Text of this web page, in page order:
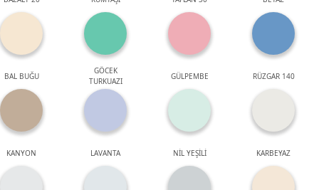
BAL BUĞU
GÖCEK
TURKUAZI
GÜLPEMBE RÜZGAR 140
KANYON LAVANTA NİL YEŞİLİ KARBEYAZ